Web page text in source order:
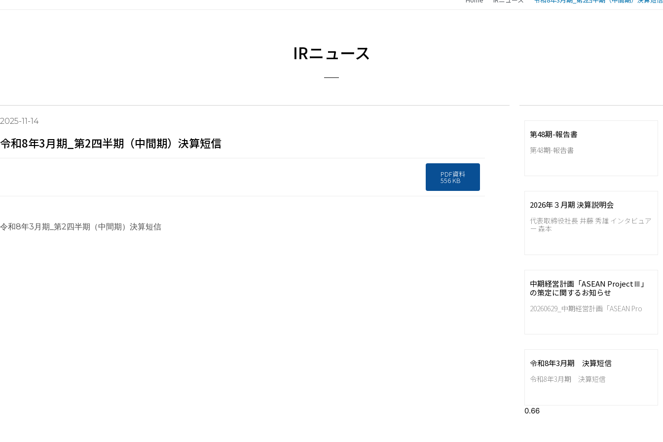
IRニュース
2025-11-14
令和8年3月期_第2四半期（中間期）決算短信
PDF資料
556 KB
令和8年3月期_第2四半期（中間期）決算短信
第48期-報告書
第48期-報告書
2026年３月期 決算説明会
代表取締役社長 井藤 秀雄 インタビュア
ー 森本
中期経営計画「ASEAN ProjectⅢ」
の策定に関するお知らせ
20260629_中期経営計画「ASEAN Pro
令和8年3月期 決算短信
令和8年3月期 決算短信